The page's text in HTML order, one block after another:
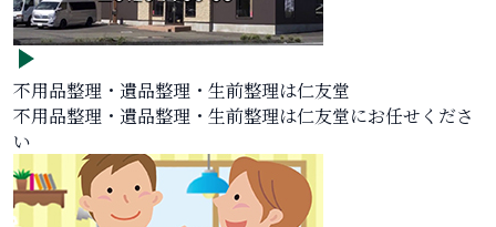
不用品整理・遺品整理・生前整理は仁友堂
不用品整理・遺品整理・生前整理は仁友堂にお任せくださ
い